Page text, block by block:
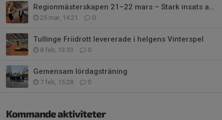
Regionmästerskapen 21–22 mars – Stark insats av våra aktiva
25 mar, 14:21 0
Tullinge Friidrott levererade i helgens Vinterspel
8 feb, 13:33 0
Gemensam lördagsträning
7 feb, 15:28 0
Kommande aktiviteter